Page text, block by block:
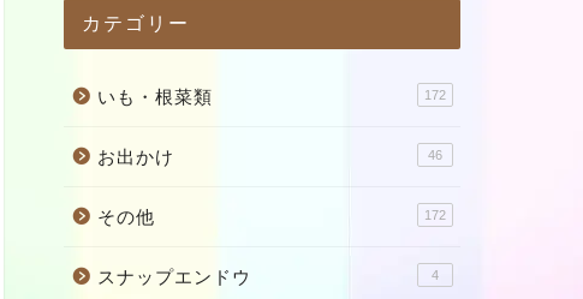
カテゴリー
いも・根菜類 172
お出かけ 46
その他 172
スナップエンドウ 4